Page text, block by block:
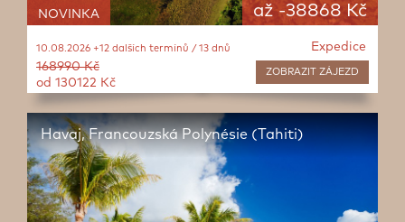
NOVINKA až -38868 Kč
Expedice
ZOBRAZIT ZÁJEZD
10.08.2026 +12 dalších termínů / 13 dnů
168990 Kč
od 130122 Kč
Havaj, Francouzská Polynésie (Tahiti)